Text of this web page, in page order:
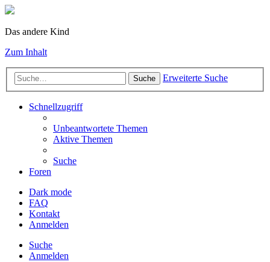
Das andere Kind
Zum Inhalt
Suche Erweiterte Suche
Schnellzugriff
Unbeantwortete Themen
Aktive Themen
Suche
Foren
Dark mode
FAQ
Kontakt
Anmelden
Suche
Anmelden